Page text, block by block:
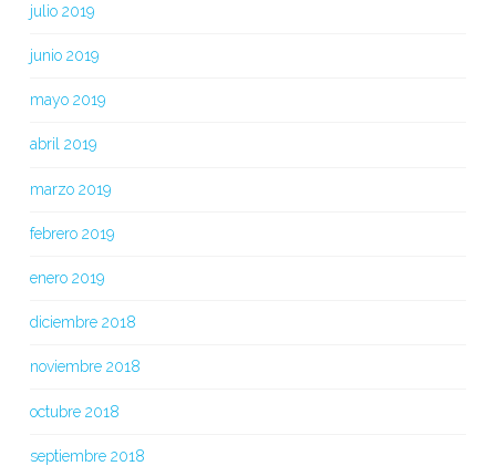
julio 2019
junio 2019
mayo 2019
abril 2019
marzo 2019
febrero 2019
enero 2019
diciembre 2018
noviembre 2018
octubre 2018
septiembre 2018